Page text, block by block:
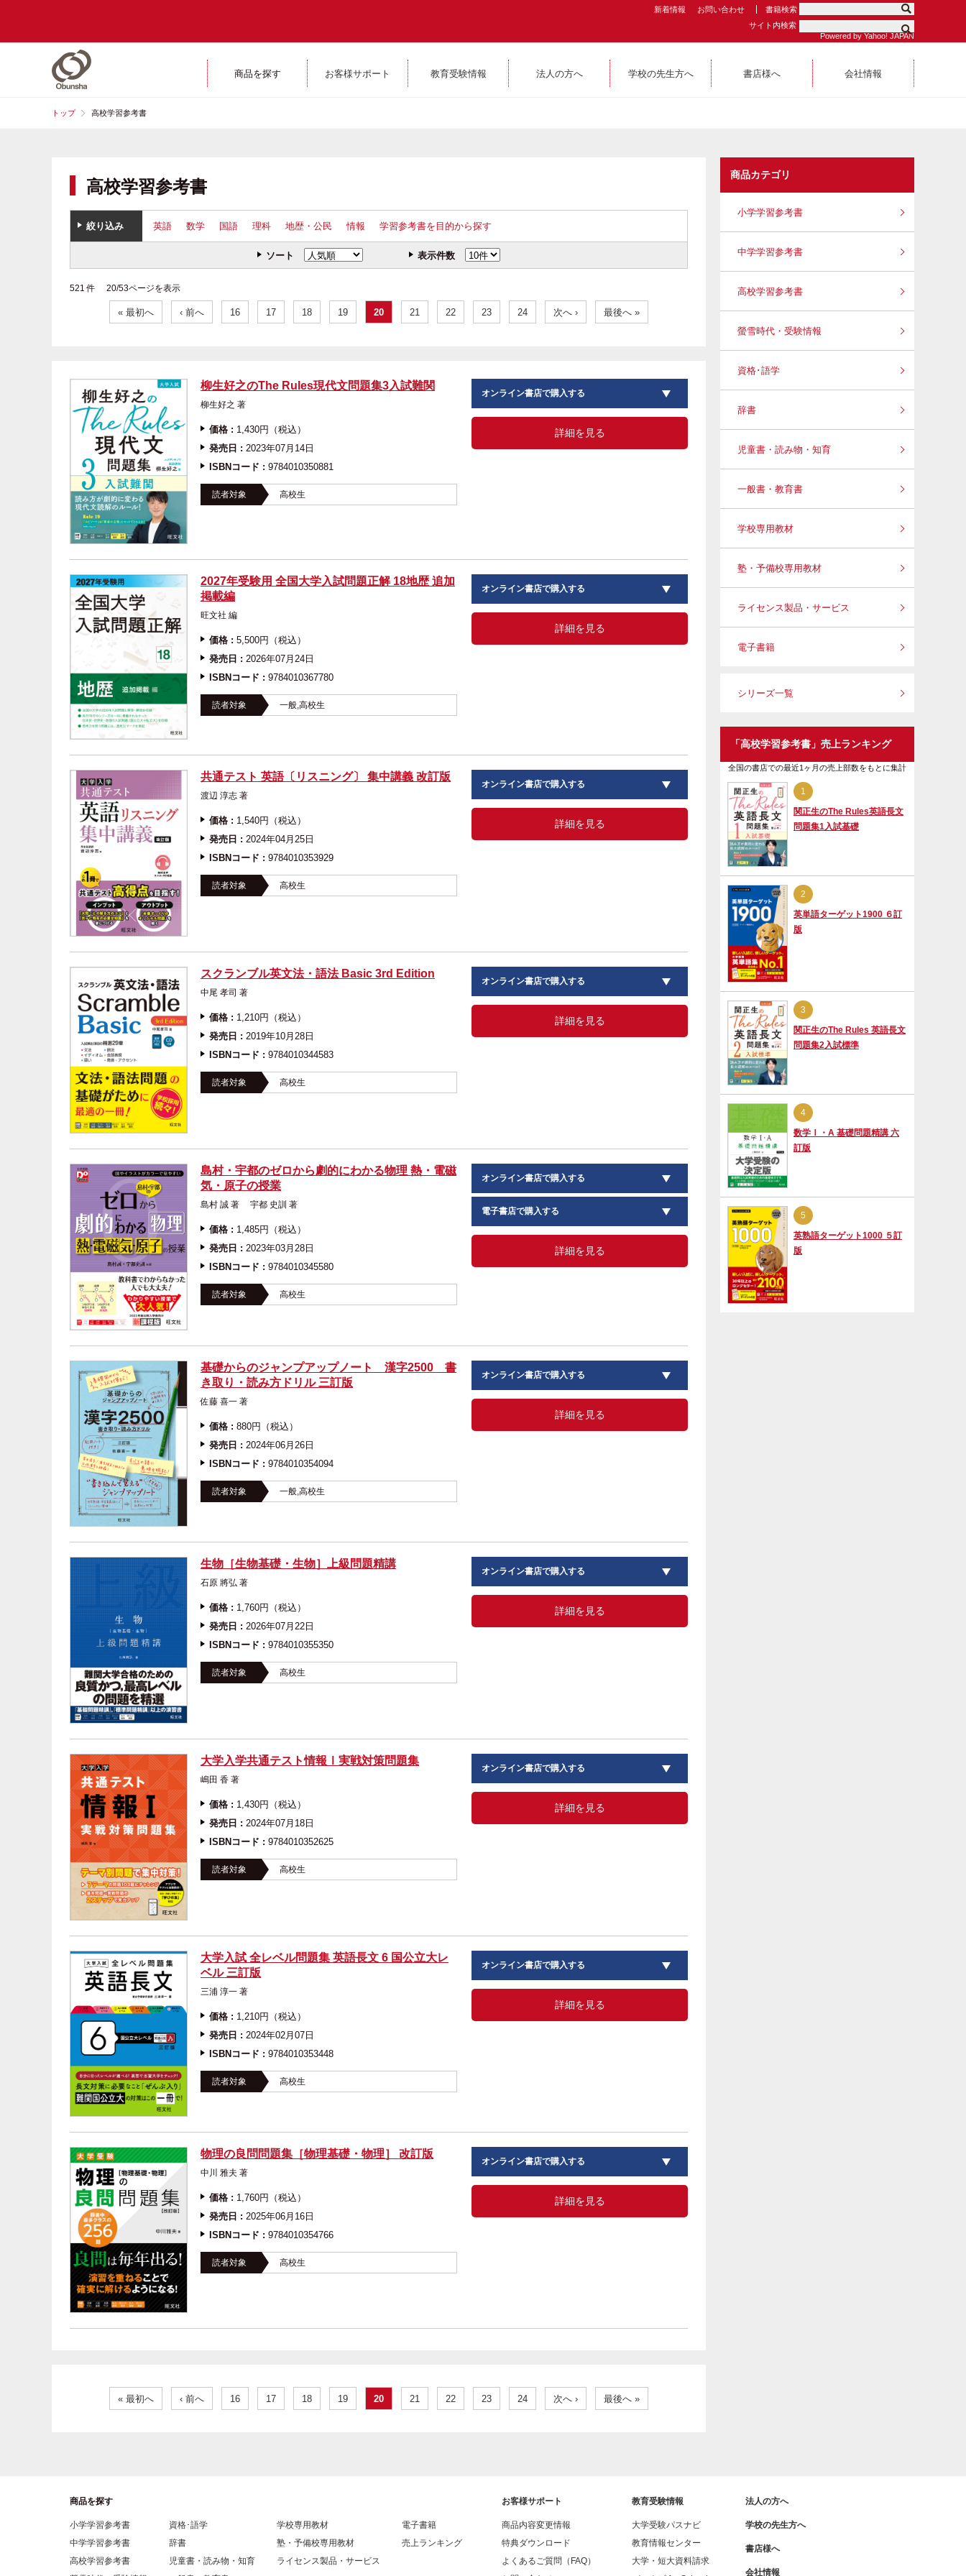
新着情報 お問い合わせ
書籍検索
サイト内検索
Powered by Yahoo! JAPAN
商品を探す お客様サポート 教育受験情報 法人の方へ 学校の先生方へ 書店様へ 会社情報
トップ 高校学習参考書
高校学習参考書
絞り込み 英語 数学 国語 理科 地歴・公民 情報 学習参考書を目的から探す
ソート 表示件数
521 件 20/53ページを表示
« 最初へ ‹ 前へ 16 17 18 19 20 21 22 23 24 次へ › 最後へ »
柳生好之のThe Rules現代文問題集3入試難関
柳生好之 著
価格 : 1,430円（税込）
発売日 : 2023年07月14日
ISBNコード : 9784010350881
読者対象 高校生
オンライン書店で購入する
詳細を見る
2027年受験用 全国大学入試問題正解 18地歴 追加
掲載編
旺文社 編
価格 : 5,500円（税込）
発売日 : 2026年07月24日
ISBNコード : 9784010367780
読者対象 一般,高校生
オンライン書店で購入する
詳細を見る
共通テスト 英語〔リスニング〕 集中講義 改訂版
渡辺 淳志 著
価格 : 1,540円（税込）
発売日 : 2024年04月25日
ISBNコード : 9784010353929
読者対象 高校生
オンライン書店で購入する
詳細を見る
スクランブル英文法・語法 Basic 3rd Edition
中尾 孝司 著
価格 : 1,210円（税込）
発売日 : 2019年10月28日
ISBNコード : 9784010344583
読者対象 高校生
オンライン書店で購入する
詳細を見る
島村・宇都のゼロから劇的にわかる物理 熱・電磁
気・原子の授業
島村 誠 著 宇都 史訓 著
価格 : 1,485円（税込）
発売日 : 2023年03月28日
ISBNコード : 9784010345580
読者対象 高校生
オンライン書店で購入する
電子書店で購入する
詳細を見る
基礎からのジャンプアップノート 漢字2500 書
き取り・読み方ドリル 三訂版
佐藤 喜一 著
価格 : 880円（税込）
発売日 : 2024年06月26日
ISBNコード : 9784010354094
読者対象 一般,高校生
オンライン書店で購入する
詳細を見る
生物［生物基礎・生物］上級問題精講
石原 將弘 著
価格 : 1,760円（税込）
発売日 : 2026年07月22日
ISBNコード : 9784010355350
読者対象 高校生
オンライン書店で購入する
詳細を見る
大学入学共通テスト情報Ⅰ実戦対策問題集
嶋田 香 著
価格 : 1,430円（税込）
発売日 : 2024年07月18日
ISBNコード : 9784010352625
読者対象 高校生
オンライン書店で購入する
詳細を見る
大学入試 全レベル問題集 英語長文 6 国公立大レ
ベル 三訂版
三浦 淳一 著
価格 : 1,210円（税込）
発売日 : 2024年02月07日
ISBNコード : 9784010353448
読者対象 高校生
オンライン書店で購入する
詳細を見る
物理の良問問題集［物理基礎・物理］ 改訂版
中川 雅夫 著
価格 : 1,760円（税込）
発売日 : 2025年06月16日
ISBNコード : 9784010354766
読者対象 高校生
オンライン書店で購入する
詳細を見る
« 最初へ ‹ 前へ 16 17 18 19 20 21 22 23 24 次へ › 最後へ »
商品カテゴリ
小学学習参考書
中学学習参考書
高校学習参考書
螢雪時代・受験情報
資格･語学
辞書
児童書・読み物・知育
一般書・教育書
学校専用教材
塾・予備校専用教材
ライセンス製品・サービス
電子書籍
シリーズ一覧
「高校学習参考書」売上ランキング
全国の書店での最近1ヶ月の売上部数をもとに集計
1
関正生のThe Rules英語長文
問題集1入試基礎
2
英単語ターゲット1900 ６訂
版
3
関正生のThe Rules 英語長文
問題集2入試標準
4
数学Ⅰ・A 基礎問題精講 六
訂版
5
英熟語ターゲット1000 ５訂
版
商品を探す
小学学習参考書
中学学習参考書
高校学習参考書
資格･語学
辞書
児童書・読み物・知育
学校専用教材
塾・予備校専用教材
ライセンス製品・サービス
電子書籍
売上ランキング
お客様サポート
商品内容変更情報
特典ダウンロード
よくあるご質問（FAQ）
教育受験情報
大学受験パスナビ
教育情報センター
大学・短大資料請求
法人の方へ
学校の先生方へ
書店様へ
会社情報